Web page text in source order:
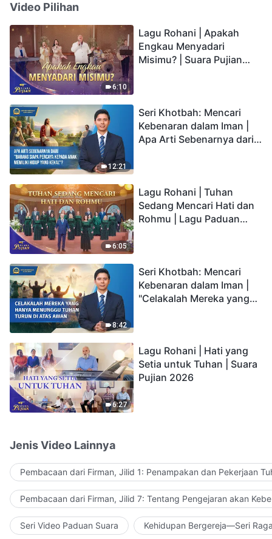
Video Pilihan
6:10
Lagu Rohani | Apakah
Engkau Menyadari
Misimu? | Suara Pujian
12:21
Seri Khotbah: Mencari
Kebenaran dalam Iman |
Apa Arti Sebenarnya dari
6:05
Lagu Rohani | Tuhan
Sedang Mencari Hati dan
Rohmu | Lagu Paduan
8:42
Seri Khotbah: Mencari
Kebenaran dalam Iman |
"Celakalah Mereka yang
6:27
Lagu Rohani | Hati yang
Setia untuk Tuhan | Suara
Pujian 2026
Jenis Video Lainnya
Pembacaan dari Firman, Jilid 1: Penampakan dan Pekerjaan
Pembacaan dari Firman, Jilid 7: Tentang Pengejaran akan
Seri Video Paduan Suara Kehidupan Bergereja—Seri